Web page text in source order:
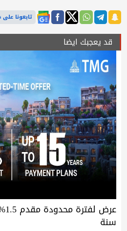
تابعونا على Google News
قد يعجبك ايضا
سنة